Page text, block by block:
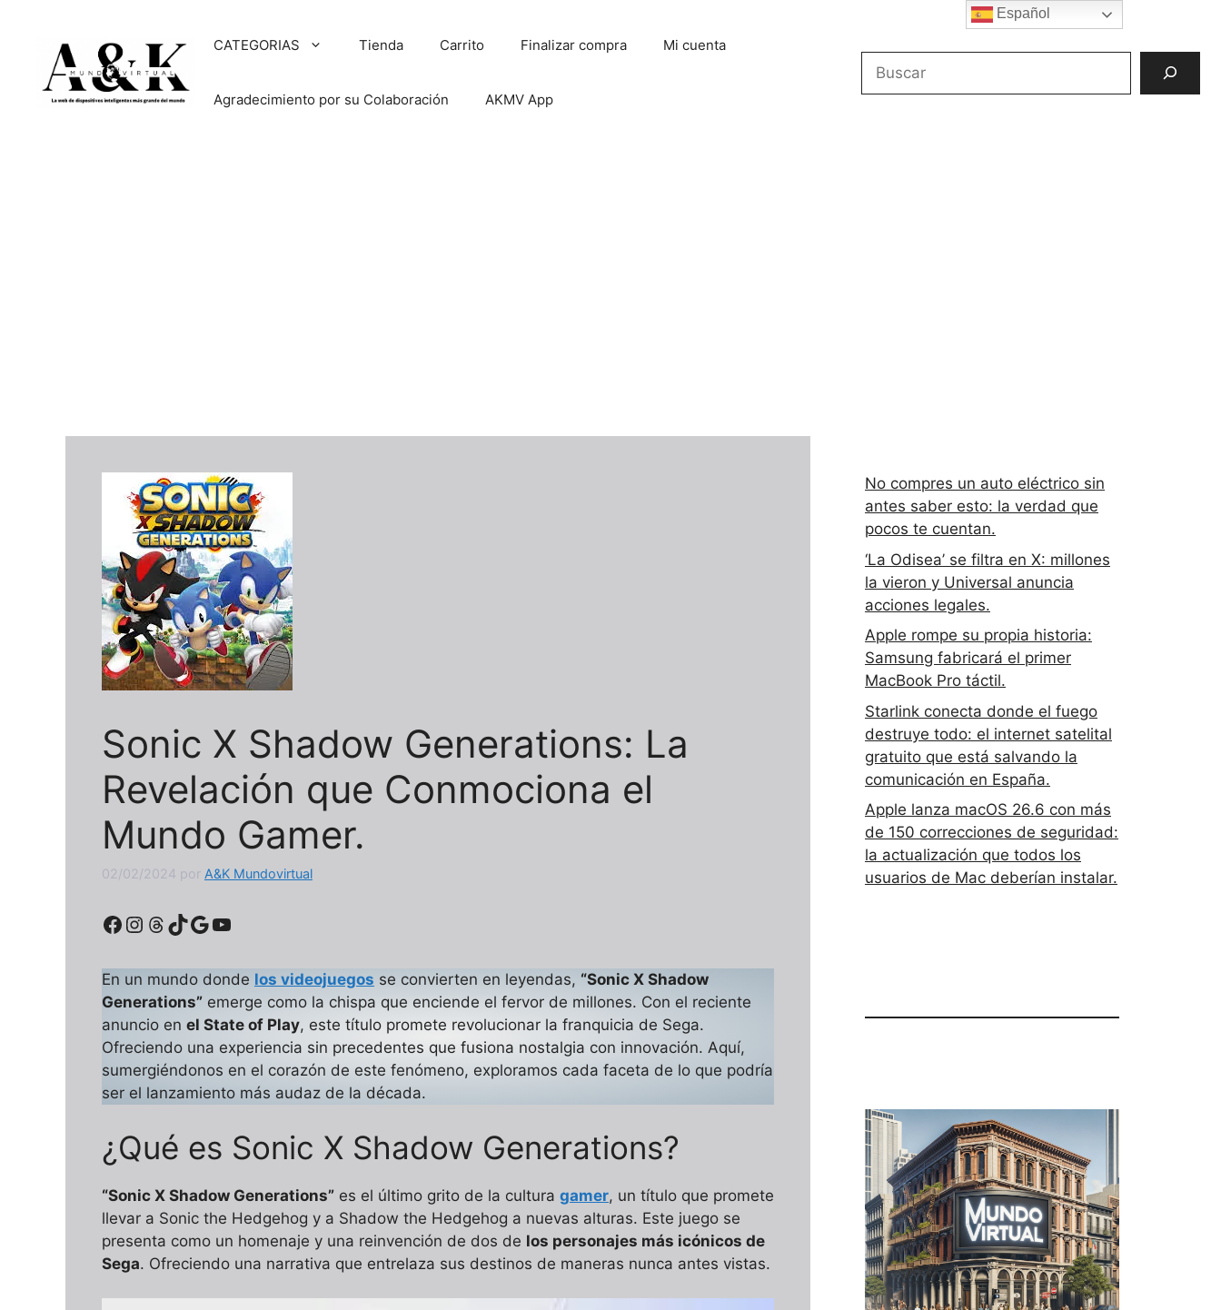
contenido
CATEGORIAS Tienda Carrito Finalizar compra Mi cuenta
Agradecimiento por su Colaboración AKMV App
Sonic X Shadow Generations: La
Revelación que Conmociona el
Mundo Gamer.
02/02/2024 por A&K Mundovirtual
Facebook
Instagram
Threads
TikTok
Google
YouTube
En un mundo donde los videojuegos se convierten en leyendas, “Sonic X Shadow
Generations” emerge como la chispa que enciende el fervor de millones. Con el reciente
anuncio en el State of Play, este título promete revolucionar la franquicia de Sega.
Ofreciendo una experiencia sin precedentes que fusiona nostalgia con innovación. Aquí,
sumergiéndonos en el corazón de este fenómeno, exploramos cada faceta de lo que podría
ser el lanzamiento más audaz de la década.
¿Qué es Sonic X Shadow Generations?
“Sonic X Shadow Generations” es el último grito de la cultura gamer, un título que promete
llevar a Sonic the Hedgehog y a Shadow the Hedgehog a nuevas alturas. Este juego se
presenta como un homenaje y una reinvención de dos de los personajes más icónicos de
Sega. Ofreciendo una narrativa que entrelaza sus destinos de maneras nunca antes vistas.
No compres un auto eléctrico sin
antes saber esto: la verdad que
pocos te cuentan.
‘La Odisea’ se filtra en X: millones
la vieron y Universal anuncia
acciones legales.
Apple rompe su propia historia:
Samsung fabricará el primer
MacBook Pro táctil.
Starlink conecta donde el fuego
destruye todo: el internet satelital
gratuito que está salvando la
comunicación en España.
Apple lanza macOS 26.6 con más
de 150 correcciones de seguridad:
la actualización que todos los
usuarios de Mac deberían instalar.
Español